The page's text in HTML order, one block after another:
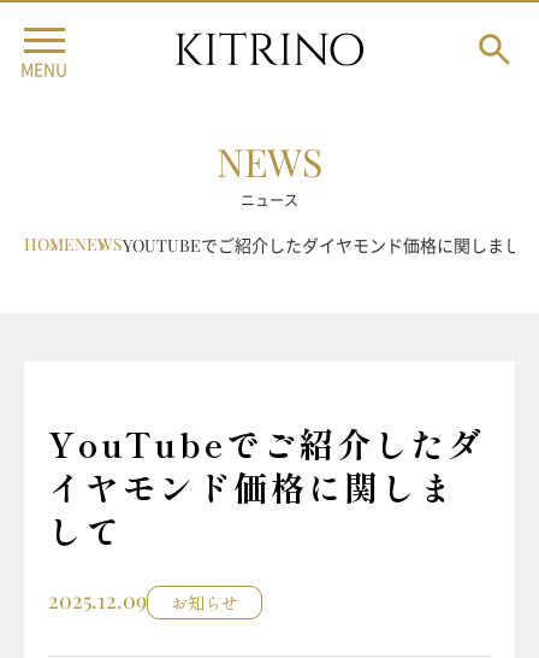
MENU
NEWS
ニュース
HOMENEWSYOUTUBEでご紹介したダイヤモンド価格に関しまして
YouTubeでご紹介したダ
イヤモンド価格に関しま
して
2025.12.09 お知らせ